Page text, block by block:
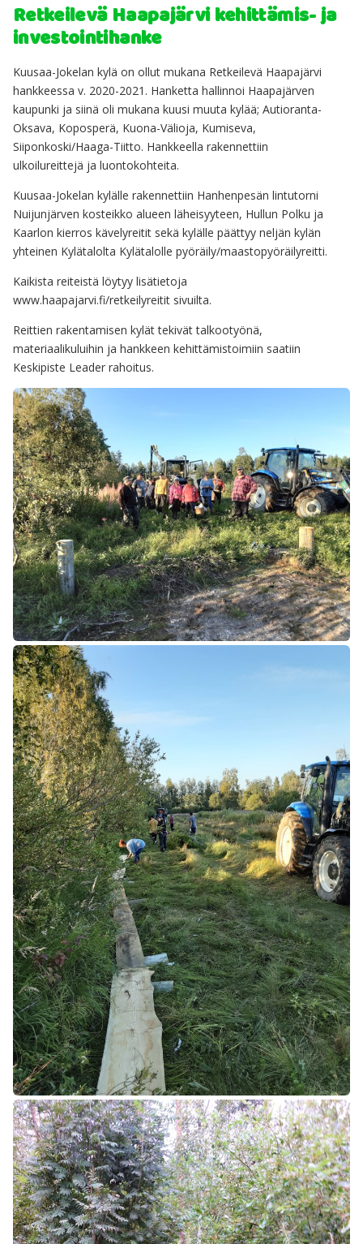
Retkeilevä Haapajärvi kehittämis- ja
investointihanke
Kuusaa-Jokelan kylä on ollut mukana Retkeilevä Haapajärvi
hankkeessa v. 2020-2021. Hanketta hallinnoi Haapajärven
kaupunki ja siinä oli mukana kuusi muuta kylää; Autioranta-
Oksava, Koposperä, Kuona-Välioja, Kumiseva,
Siiponkoski/Haaga-Tiitto. Hankkeella rakennettiin
ulkoilureittejä ja luontokohteita.
Kuusaa-Jokelan kylälle rakennettiin Hanhenpesän lintutorni
Nuijunjärven kosteikko alueen läheisyyteen, Hullun Polku ja
Kaarlon kierros kävelyreitit sekä kylälle päättyy neljän kylän
yhteinen Kylätalolta Kylätalolle pyöräily/maastopyöräilyreitti.
Kaikista reiteistä löytyy lisätietoja
www.haapajarvi.fi/retkeilyreitit sivuilta.
Reittien rakentamisen kylät tekivät talkootyönä,
materiaalikuluihin ja hankkeen kehittämistoimiin saatiin
Keskipiste Leader rahoitus.